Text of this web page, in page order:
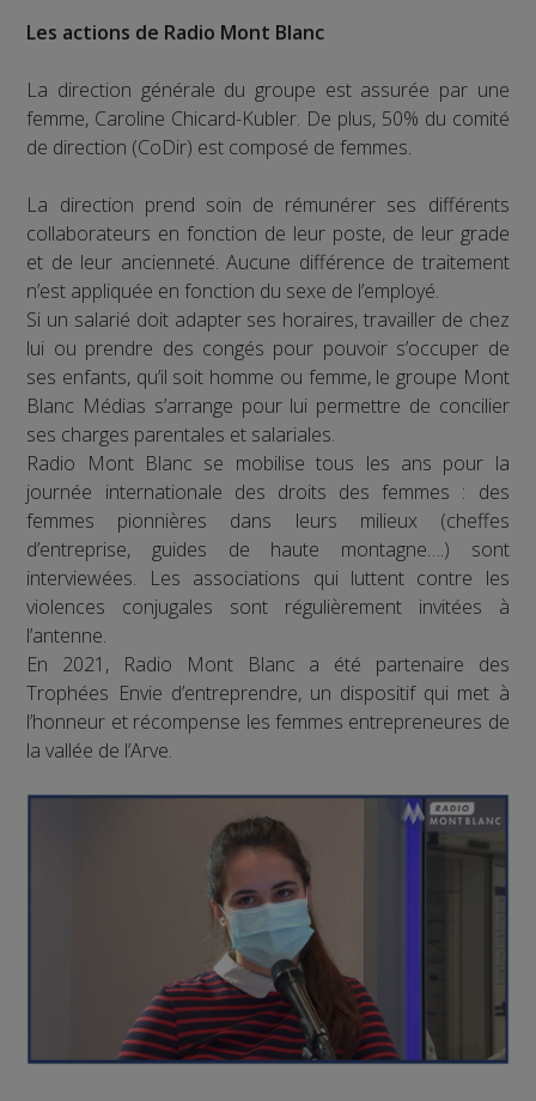
Les actions de Radio Mont Blanc
La direction générale du groupe est assurée par une
femme, Caroline Chicard-Kubler. De plus, 50% du comité
de direction (CoDir) est composé de femmes.
La direction prend soin de rémunérer ses différents
collaborateurs en fonction de leur poste, de leur grade
et de leur ancienneté. Aucune différence de traitement
n’est appliquée en fonction du sexe de l’employé.
Si un salarié doit adapter ses horaires, travailler de chez
lui ou prendre des congés pour pouvoir s’occuper de
ses enfants, qu’il soit homme ou femme, le groupe Mont
Blanc Médias s’arrange pour lui permettre de concilier
ses charges parentales et salariales.
Radio Mont Blanc se mobilise tous les ans pour la
journée internationale des droits des femmes : des
femmes pionnières dans leurs milieux (cheffes
d’entreprise, guides de haute montagne….) sont
interviewées. Les associations qui luttent contre les
violences conjugales sont régulièrement invitées à
l’antenne.
En 2021, Radio Mont Blanc a été partenaire des
Trophées Envie d’entreprendre, un dispositif qui met à
l’honneur et récompense les femmes entrepreneures de
la vallée de l’Arve.